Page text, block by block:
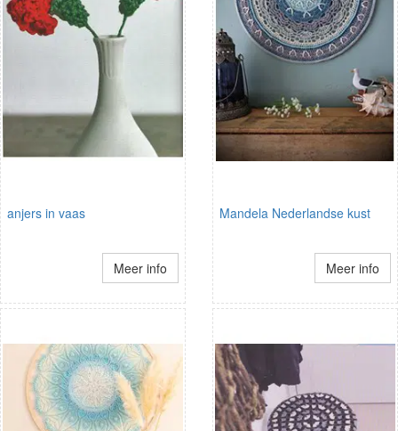
anjers in vaas
Meer info
Mandela Nederlandse kust
Meer info